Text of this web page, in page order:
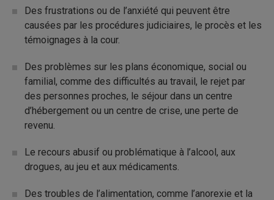
Des frustrations ou de l’anxiété qui peuvent être
causées par les procédures judiciaires, le procès et les
témoignages à la cour.
Des problèmes sur les plans économique, social ou
familial, comme des difficultés au travail, le rejet par
des personnes proches, le séjour dans un centre
d’hébergement ou un centre de crise, une perte de
revenu.
Le recours abusif ou problématique à l’alcool, aux
drogues, au jeu et aux médicaments.
Des troubles de l’alimentation, comme l’anorexie et la